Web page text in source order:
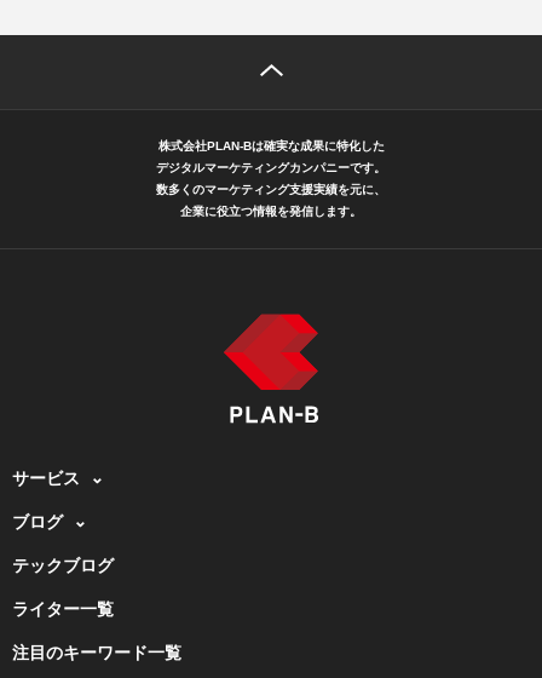
株式会社PLAN-Bは確実な成果に特化した
デジタルマーケティングカンパニーです。
数多くのマーケティング支援実績を元に、
企業に役立つ情報を発信します。
サービス
ブログ
テックブログ
ライター一覧
注目のキーワード一覧